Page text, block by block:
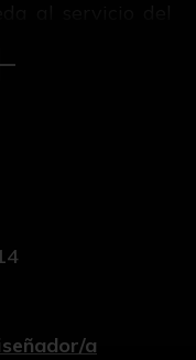
la inscripción
du XVII. siècle",
sobre retratos
y publicado en
a